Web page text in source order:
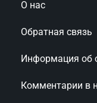
О нас
Обратная связь
Информация об
Комментарии в